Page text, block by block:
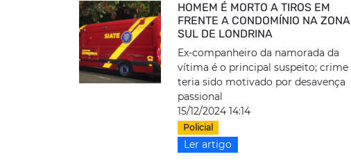
HOMEM É MORTO A TIROS EM
FRENTE A CONDOMÍNIO NA ZONA
SUL DE LONDRINA
Ex-companheiro da namorada da
vítima é o principal suspeito; crime
teria sido motivado por desavença
passional
15/12/2024 14:14
Policial
Ler artigo